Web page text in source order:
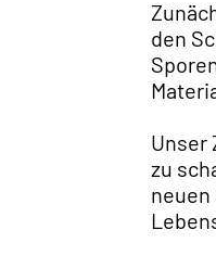
den
Unser
zu